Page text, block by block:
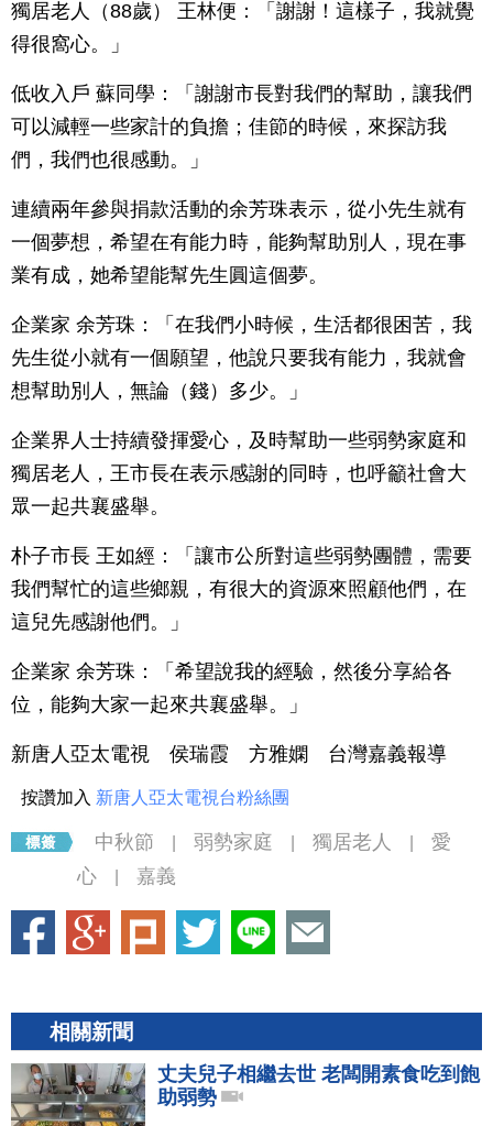
獨居老人（88歲） 王林便：「謝謝！這樣子，我就覺
得很窩心。」
低收入戶 蘇同學：「謝謝市長對我們的幫助，讓我們
可以減輕一些家計的負擔；佳節的時候，來探訪我
們，我們也很感動。」
連續兩年參與捐款活動的余芳珠表示，從小先生就有
一個夢想，希望在有能力時，能夠幫助別人，現在事
業有成，她希望能幫先生圓這個夢。
企業家 余芳珠：「在我們小時候，生活都很困苦，我
先生從小就有一個願望，他說只要我有能力，我就會
想幫助別人，無論（錢）多少。」
企業界人士持續發揮愛心，及時幫助一些弱勢家庭和
獨居老人，王市長在表示感謝的同時，也呼籲社會大
眾一起共襄盛舉。
朴子市長 王如經：「讓市公所對這些弱勢團體，需要
我們幫忙的這些鄉親，有很大的資源來照顧他們，在
這兒先感謝他們。」
企業家 余芳珠：「希望說我的經驗，然後分享給各
位，能夠大家一起來共襄盛舉。」
新唐人亞太電視 侯瑞霞 方雅嫻 台灣嘉義報導
按讚加入 新唐人亞太電視台粉絲團
中秋節 弱勢家庭 獨居老人
愛
心
嘉義
相關新聞
丈夫兒子相繼去世 老闆開素食吃到飽
助弱勢